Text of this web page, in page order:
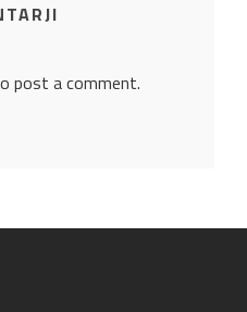
post a comment.